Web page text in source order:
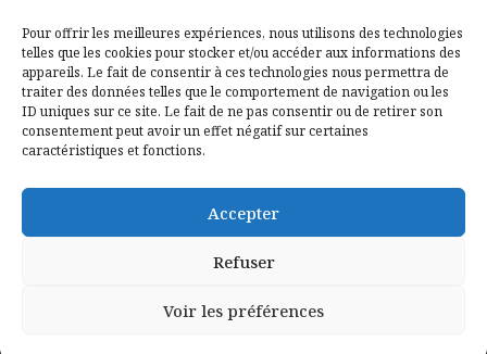
Pour offrir les meilleures expériences, nous utilisons des technologies
telles que les cookies pour stocker et/ou accéder aux informations des
appareils. Le fait de consentir à ces technologies nous permettra de
traiter des données telles que le comportement de navigation ou les
ID uniques sur ce site. Le fait de ne pas consentir ou de retirer son
consentement peut avoir un effet négatif sur certaines
caractéristiques et fonctions.
Accepter
Refuser
Voir les préférences
Mentions légales
Politique de confidentialité